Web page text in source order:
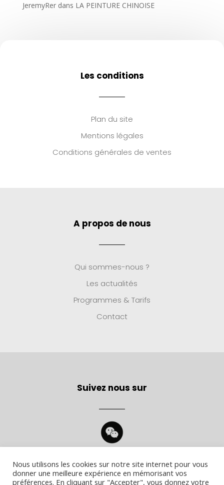
JeremyRerdans LA PEINTURE CHINOISE
Les conditions
Plan du site
Mentions légales
Conditions générales de ventes
A propos de nous
Qui sommes-nous ?
Les actualités
Programmes & Tarifs
Contact
Suivez nous sur
Nous utilisons les cookies sur notre site internet pour vous
donner une meilleure expérience en mémorisant vos
préférences. En cliquant sur "Accepter", vous donnez votre